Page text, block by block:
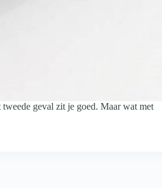
geval zit je goed. Maar wat met